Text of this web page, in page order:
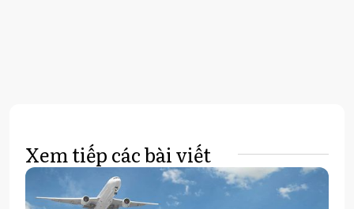
Xem tiếp các bài viết